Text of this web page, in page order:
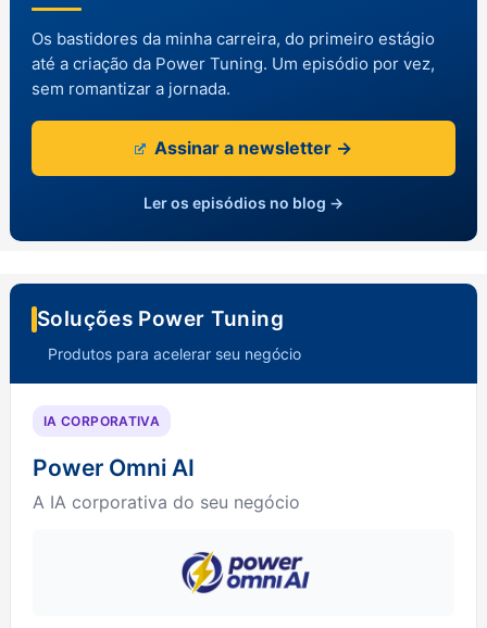
Os bastidores da minha carreira, do primeiro estágio
até a criação da Power Tuning. Um episódio por vez,
sem romantizar a jornada.
Assinar a newsletter →
Ler os episódios no blog →
Soluções Power Tuning
Produtos para acelerar seu negócio
IA CORPORATIVA
Power Omni AI
A IA corporativa do seu negócio